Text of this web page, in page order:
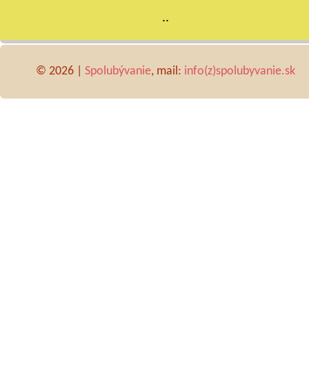
..
© 2026 | Spolubývanie, mail: info(z)spolubyvanie.sk